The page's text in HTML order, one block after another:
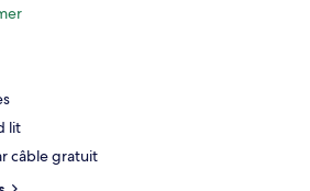
lit
câble gratuit